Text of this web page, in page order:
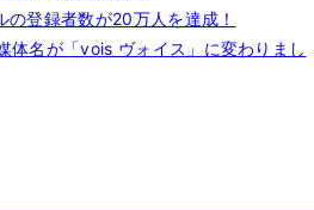
登録者数が20万人を達成！
名が「vois ヴォイス」に変わりまし